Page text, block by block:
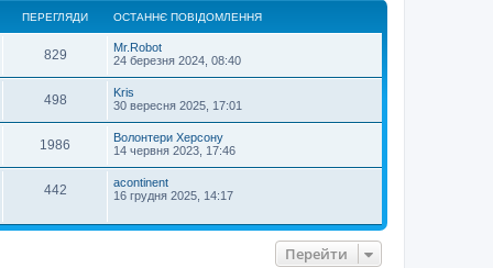
о
ПЕРЕГЛЯДИ ОСТАННЄ ПОВІДОМЛЕННЯ
829
Mr.Robot
24 березня 2024, 08:40
498
Kris
30 вересня 2025, 17:01
1986
Волонтери Херсону
14 червня 2023, 17:46
442
acontinent
16 грудня 2025, 14:17
Перейти